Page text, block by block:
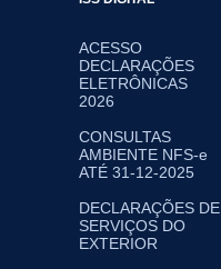
ACESSO
DECLARAÇÕES
ELETRÔNICAS
2026
CONSULTAS
AMBIENTE NFS-e
ATÉ 31-12-2025
DECLARAÇÕES DE
SERVIÇOS DO
EXTERIOR